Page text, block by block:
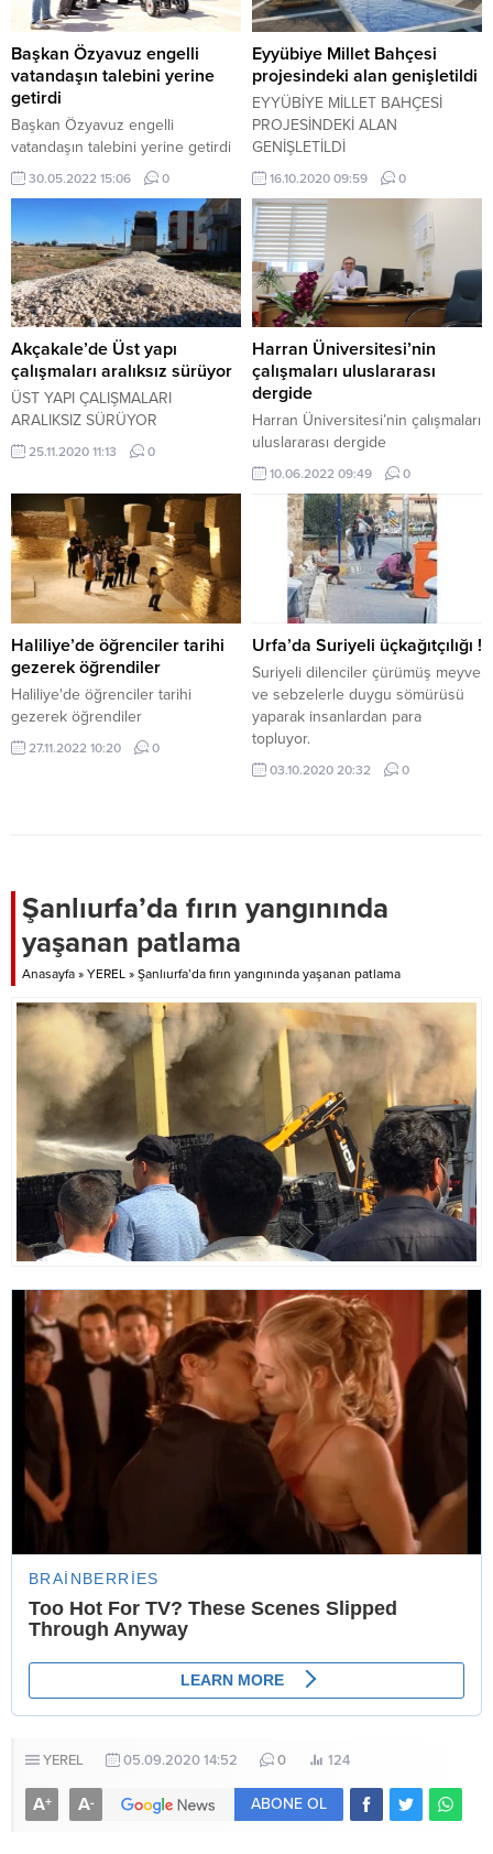
Başkan Özyavuz engelli
vatandaşın talebini yerine
getirdi
Başkan Özyavuz engelli
vatandaşın talebini yerine getirdi
30.05.2022 15:06 0
Eyyübiye Millet Bahçesi
projesindeki alan genişletildi
EYYÜBİYE MİLLET BAHÇESİ
PROJESİNDEKİ ALAN
GENİŞLETİLDİ
16.10.2020 09:59 0
Akçakale’de Üst yapı
çalışmaları aralıksız sürüyor
ÜST YAPI ÇALIŞMALARI
ARALIKSIZ SÜRÜYOR
25.11.2020 11:13 0
Harran Üniversitesi’nin
çalışmaları uluslararası
dergide
Harran Üniversitesi’nin çalışmaları
uluslararası dergide
10.06.2022 09:49 0
Haliliye’de öğrenciler tarihi
gezerek öğrendiler
Haliliye'de öğrenciler tarihi
gezerek öğrendiler
27.11.2022 10:20 0
Urfa’da Suriyeli üçkağıtçılığı !
Suriyeli dilenciler çürümüş meyve
ve sebzelerle duygu sömürüsü
yaparak insanlardan para
topluyor.
03.10.2020 20:32 0
Şanlıurfa’da fırın yangınında
yaşanan patlama
Anasayfa » YEREL » Şanlıurfa’da fırın yangınında yaşanan patlama
YEREL 05.09.2020 14:52 0 124
A+ A- ABONE OL